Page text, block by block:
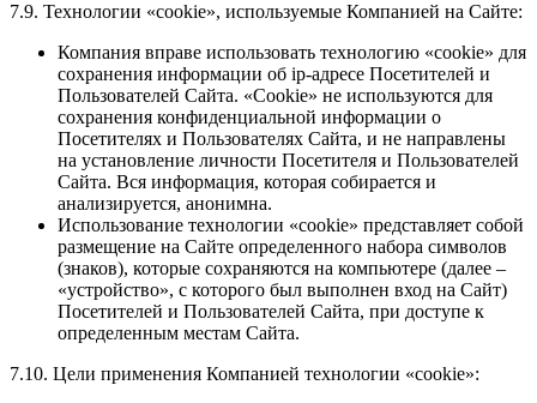
7.9. Технологии «cookie», используемые Компанией на Сайте:
Компания вправе использовать технологию «cookie» для
сохранения информации об ip-адресе Посетителей и
Пользователей Сайта. «Cookie» не используются для
сохранения конфиденциальной информации о
Посетителях и Пользователях Сайта, и не направлены
на установление личности Посетителя и Пользователей
Сайта. Вся информация, которая собирается и
анализируется, анонимна.
Использование технологии «cookie» представляет собой
размещение на Сайте определенного набора символов
(знаков), которые сохраняются на компьютере (далее –
«устройство», с которого был выполнен вход на Сайт)
Посетителей и Пользователей Сайта, при доступе к
определенным местам Сайта.
7.10. Цели применения Компанией технологии «cookie»: